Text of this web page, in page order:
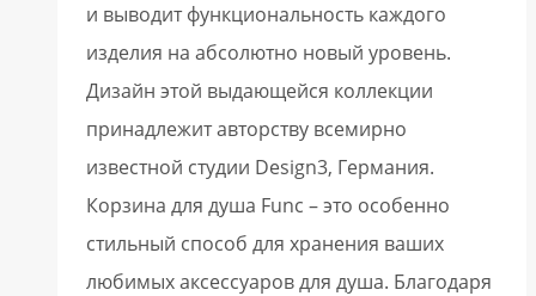
и выводит функциональность каждого
изделия на абсолютно новый уровень.
Дизайн этой выдающейся коллекции
принадлежит авторству всемирно
известной студии Design3, Германия.
Корзина для душа Func – это особенно
стильный способ для хранения ваших
любимых аксессуаров для душа. Благодаря